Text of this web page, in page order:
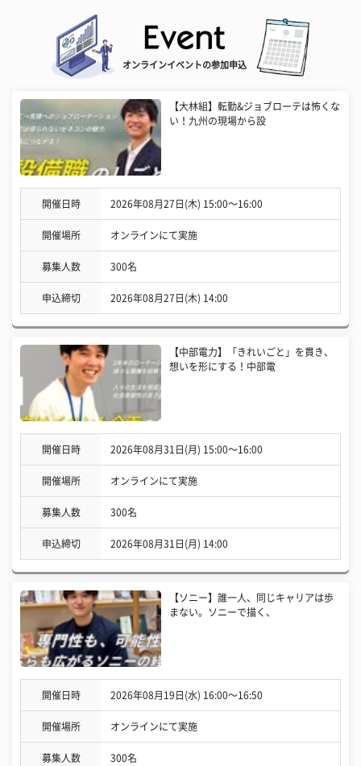
オンラインイベントの参加申込
【大林組】転勤&ジョブローテは怖くな
い！九州の現場から設
開催日時 2026年08月27日(木) 15:00〜16:00
開催場所 オンラインにて実施
募集人数 300名
申込締切 2026年08月27日(木) 14:00
【中部電力】「きれいごと」を貫き、
想いを形にする！中部電
開催日時 2026年08月31日(月) 15:00〜16:00
開催場所 オンラインにて実施
募集人数 300名
申込締切 2026年08月31日(月) 14:00
【ソニー】誰一人、同じキャリアは歩
まない。ソニーで描く、
開催日時 2026年08月19日(水) 16:00〜16:50
開催場所 オンラインにて実施
募集人数 300名